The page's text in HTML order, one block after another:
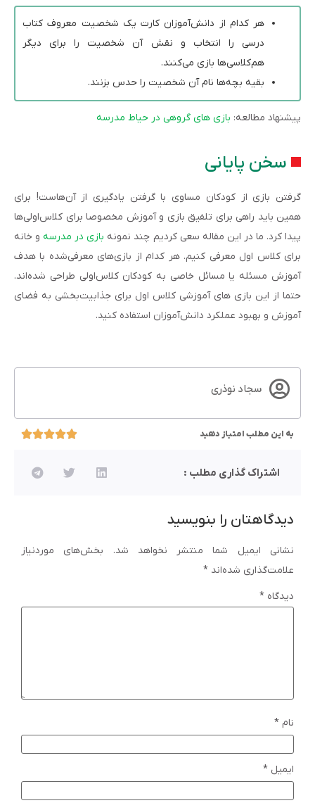
هر کدام از دانش‌آموزان کارت یک شخصیت معروف کتاب
درسی را انتخاب و نقش آن شخصیت را برای دیگر
هم‌کلاسی‌ها بازی می‌کنند.
بقیه بچه‌ها نام آن شخصیت را حدس بزنند.
پیشنهاد مطالعه: بازی های گروهی در حیاط مدرسه
سخن پایانی
گرفتن بازی از کودکان مساوی با گرفتن یادگیری از آن‌هاست! برای
همین باید راهی برای تلفیق بازی و آموزش مخصوصا برای کلاس‌اولی‌ها
پیدا کرد. ما در این مقاله سعی کردیم چند نمونه بازی در مدرسهو خانه
برای کلاس اول معرفی کنیم. هر کدام از بازی‌های معرفی‌شده با هدف
آموزش مسئله یا مسائل خاصی به کودکان کلاس‌اولی طراحی شده‌اند.
حتما از این بازی‌ های آموزشی کلاس اول برای جذابیت‌بخشی به فضای
آموزش و بهبود عملکرد دانش‌آموزان استفاده کنید.
سجاد نوذری
به این مطلب امتیاز دهید
اشتراک گذاری مطلب :
دیدگاهتان را بنویسید
نشانی ایمیل شما منتشر نخواهد شد.
بخش‌های موردنیاز
علامت‌گذاری شده‌اند *
دیدگاه *
نام *
ایمیل *